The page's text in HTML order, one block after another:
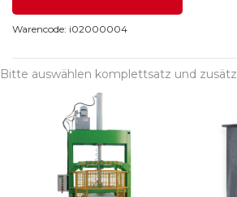
Warencode: i02000004
Bitte auswählen komplettsatz und